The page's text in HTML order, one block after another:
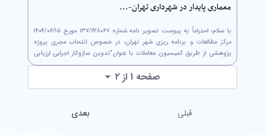
معماری پایدار در شهرداری تهران-...
مرکز مطالعات و برنامه ریزی شهر تهران، در خصوص انتخاب مجری پروژه
پژوهشی از طریق کمیسیون معاملات با عنوان"تدوین سازوکار اجرایی ارزیابی
ساختمان سبز و معماری پایدار در شهرداری تهران" جهت استحضار ارسال...
صفحه 1 از ۲
قبلی بعدی